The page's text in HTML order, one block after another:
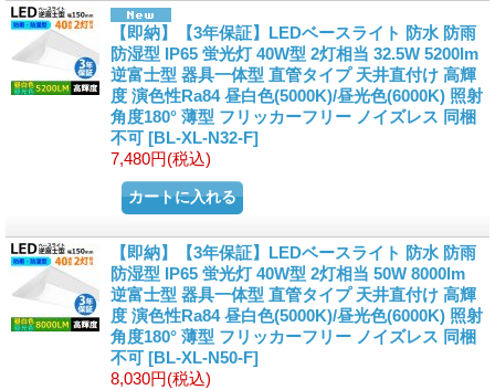
【即納】【3年保証】LEDベースライト 防水 防雨
防湿型 IP65 蛍光灯 40W型 2灯相当 32.5W 5200lm
逆富士型 器具一体型 直管タイプ 天井直付け 高輝
度 演色性Ra84 昼白色(5000K)/昼光色(6000K) 照射
角度180° 薄型 フリッカーフリー ノイズレス 同梱
不可 [BL-XL-N32-F]
7,480円(税込)
【即納】【3年保証】LEDベースライト 防水 防雨
防湿型 IP65 蛍光灯 40W型 2灯相当 50W 8000lm
逆富士型 器具一体型 直管タイプ 天井直付け 高輝
度 演色性Ra84 昼白色(5000K)/昼光色(6000K) 照射
角度180° 薄型 フリッカーフリー ノイズレス 同梱
不可 [BL-XL-N50-F]
8,030円(税込)